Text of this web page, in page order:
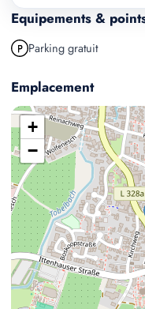
Equipements &
Parking gratuit
Emplacement
+
−